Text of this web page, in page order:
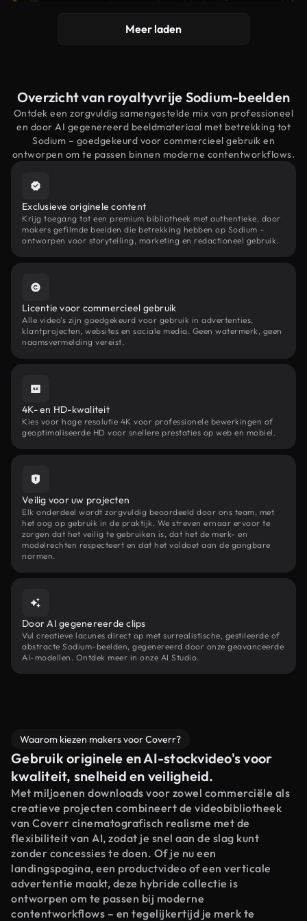
Meer laden
Overzicht van royaltyvrije Sodium-beelden
Ontdek een zorgvuldig samengestelde mix van professioneel
en door AI gegenereerd beeldmateriaal met betrekking tot
Sodium – goedgekeurd voor commercieel gebruik en
ontworpen om te passen binnen moderne contentworkflows.
Exclusieve originele content
Krijg toegang tot een premium bibliotheek met authentieke, door
makers gefilmde beelden die betrekking hebben op Sodium –
ontworpen voor storytelling, marketing en redactioneel gebruik.
Licentie voor commercieel gebruik
Alle video's zijn goedgekeurd voor gebruik in advertenties,
klantprojecten, websites en sociale media. Geen watermerk, geen
naamsvermelding vereist.
4K- en HD-kwaliteit
Kies voor hoge resolutie 4K voor professionele bewerkingen of
geoptimaliseerde HD voor snellere prestaties op web en mobiel.
Veilig voor uw projecten
Elk onderdeel wordt zorgvuldig beoordeeld door ons team, met
het oog op gebruik in de praktijk. We streven ernaar ervoor te
zorgen dat het veilig te gebruiken is, dat het de merk- en
modelrechten respecteert en dat het voldoet aan de gangbare
normen.
Door AI gegenereerde clips
Vul creatieve lacunes direct op met surrealistische, gestileerde of
abstracte Sodium-beelden, gegenereerd door onze geavanceerde
AI-modellen. Ontdek meer in onze AI Studio.
Waarom kiezen makers voor Coverr?
Gebruik originele en AI-stockvideo's voor
kwaliteit, snelheid en veiligheid.
Met miljoenen downloads voor zowel commerciële als
creatieve projecten combineert de videobibliotheek
van Coverr cinematografisch realisme met de
flexibiliteit van AI, zodat je snel aan de slag kunt
zonder concessies te doen. Of je nu een
landingspagina, een productvideo of een verticale
advertentie maakt, deze hybride collectie is
ontworpen om te passen bij moderne
contentworkflows – en tegelijkertijd je merk te